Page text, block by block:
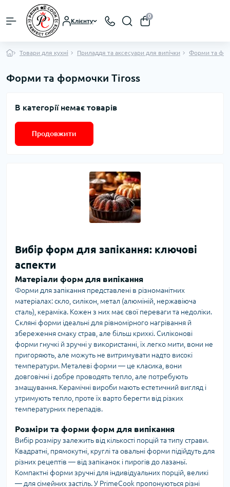
Клієнту
0
Товари для кухні Приладдя та аксесуари для випічки Форми та
Форми та формочки Tiross
В категорії немає товарів
Продовжити
Вибір форм для запікання: ключові
аспекти
Матеріали форм для випікання
Форми для запікання представлені в різноманітних
матеріалах: скло, силікон, метал (алюміній, нержавіюча
сталь), кераміка. Кожен з них має свої переваги та недоліки.
Скляні форми ідеальні для рівномірного нагрівання й
збереження смаку страв, але більш крихкі. Силіконові
форми гнучкі й зручні у використанні, їх легко мити, вони не
пригоряють, але можуть не витримувати надто високі
температури. Металеві форми — це класика, вони
довговічні і добре проводять тепло, але потребують
змащування. Керамічні вироби мають естетичний вигляд і
утримують тепло, проте їх варто берегти від різких
температурних перепадів.
Розміри та форми форм для випікання
Вибір розміру залежить від кількості порцій та типу страви.
Квадратні, прямокутні, круглі та овальні форми підійдуть для
різних рецептів — від запіканок і пирогів до лазаньї.
Компактні форми зручні для індивідуальних порцій, великі
— для сімейних застіль. У PrimeCook пропонуються різні